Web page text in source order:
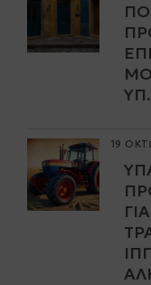
19
ΙΑ